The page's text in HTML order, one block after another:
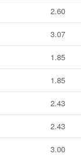
2.60
3.07
1.85
1.85
2.43
2.43
3.00